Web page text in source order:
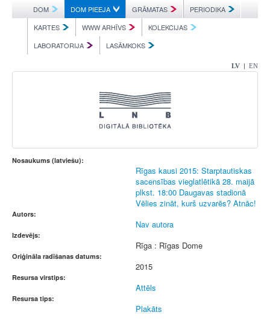
DOM DOM PIEEJA GRĀMATAS
PERIODIKA
KARTES
WWW ARHĪVS
KOLEKCIJAS
LABORATORIJA
LASĀMKOKS
LV | EN
Nosaukums (latviešu):
Rīgas kausi 2015: Starptautiskas
sacensības vieglatlētikā 28. maijā
plkst. 18:00 Daugavas stadionā
Vēlies zināt, kurš uzvarēs? Atnāc!
Autors:
Nav autora
Izdevējs:
Rīga : Rīgas Dome
Oriģināla radīšanas datums:
2015
Resursa virstips:
Attēls
Resursa tips:
Plakāts